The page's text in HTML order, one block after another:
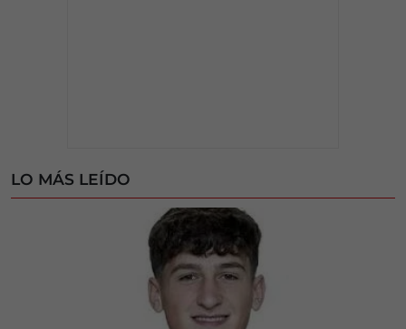
LO MÁS LEÍDO